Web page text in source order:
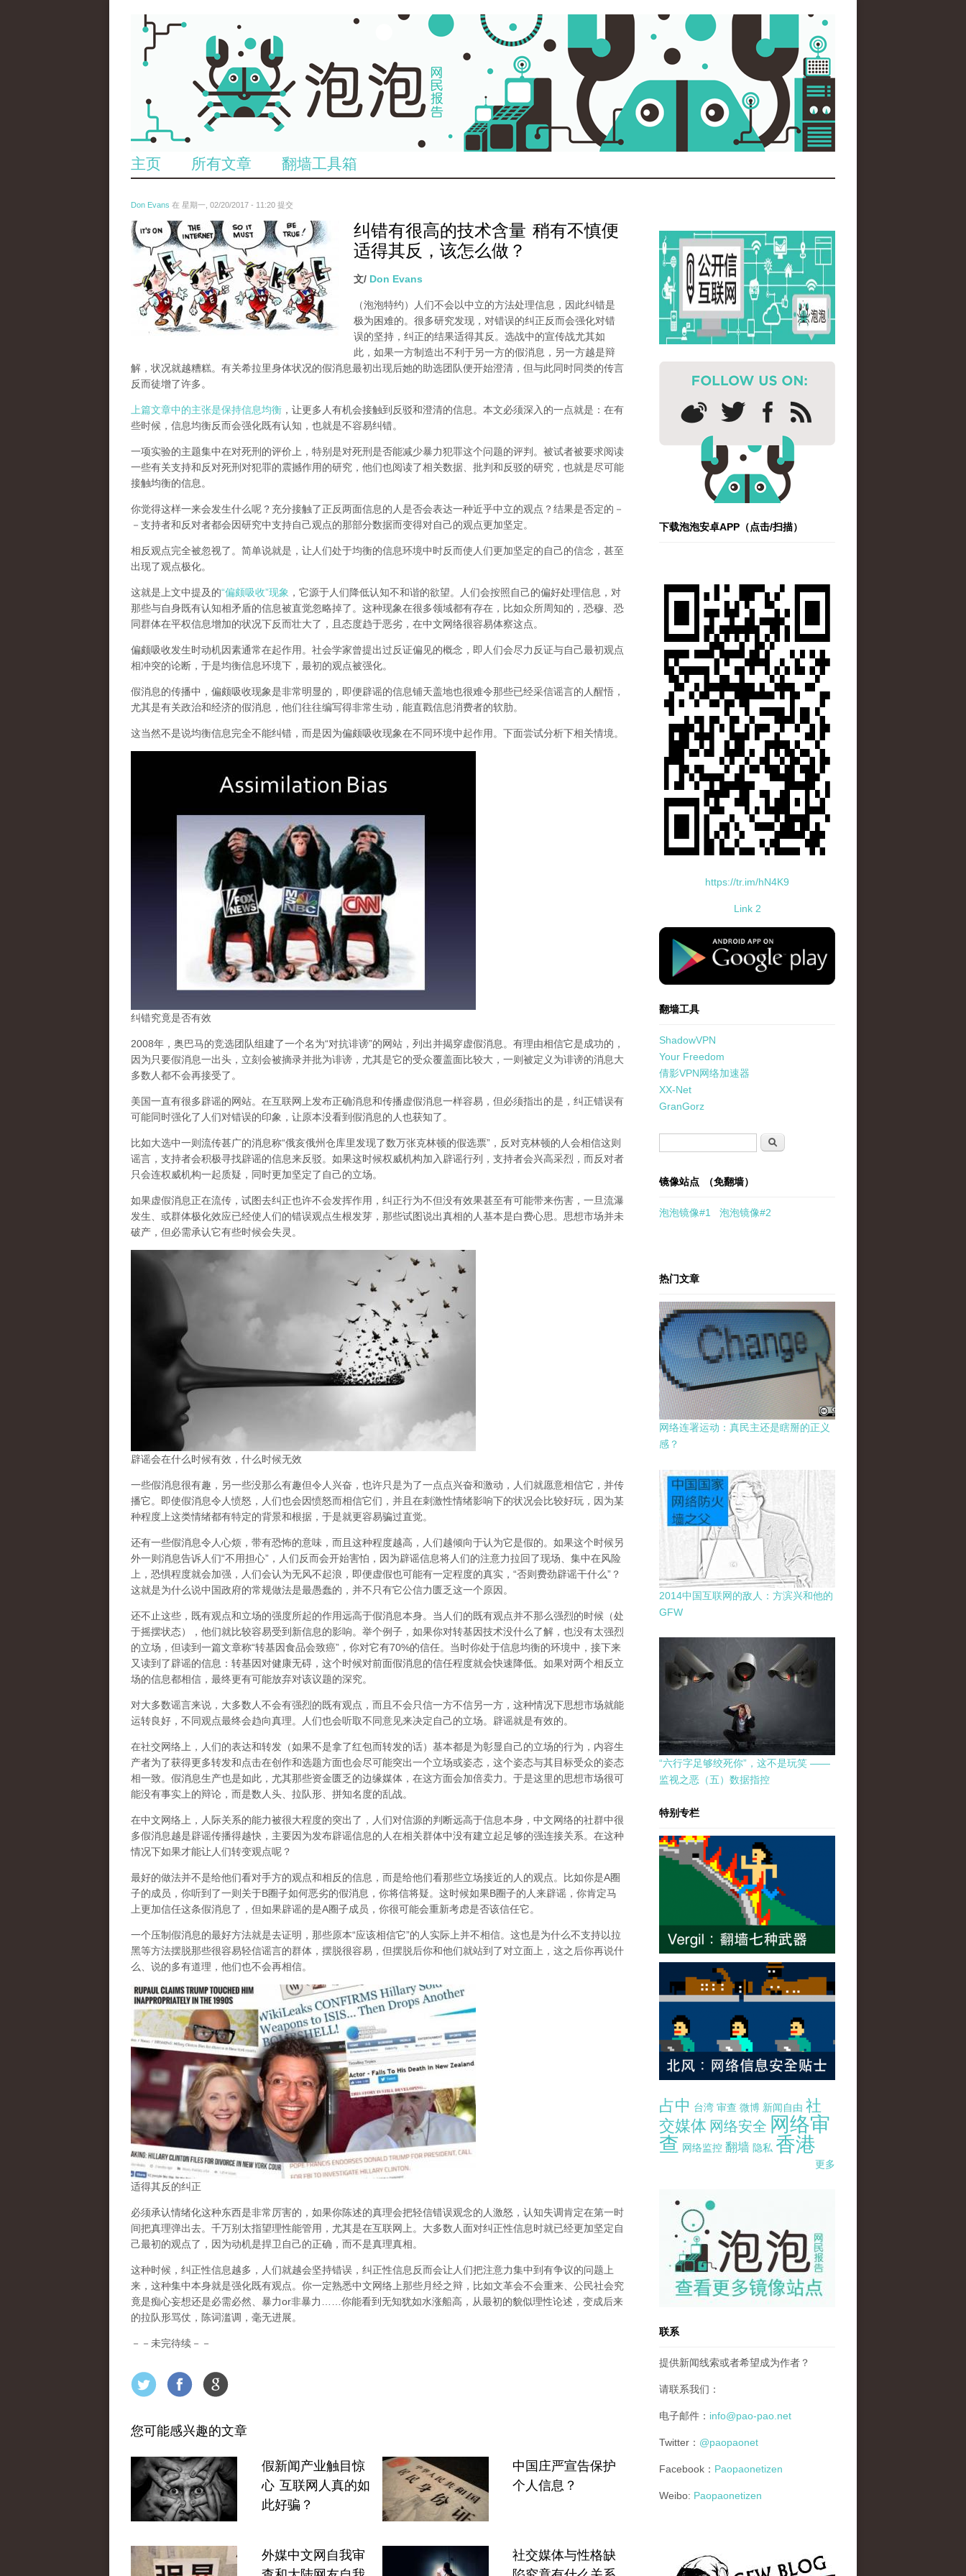
主页 所有文章 翻墙工具箱
Don Evans 在 星期一, 02/20/2017 - 11:20 提交
tou_.jpg
纠错有很高的技术含量 稍有不慎便
适得其反，该怎么做？
文/ Don Evans
（泡泡特约）
人们不会以中立的方法处理信息，因此纠错是
极为困难的。很多研究发现，对错误的纠正反而会强化对错
误的坚持，纠正的结果适得其反。选战中的宣传战尤其如
此，如果一方制造出不利于另一方的假消息，另一方越是辩
解，状况就越糟糕。有关希拉里身体状况的假消息最初出现后她的助选团队便开始澄清，但与此同时同类的传言
反而徒增了许多。
上篇文章中的主张是保持信息均衡 ，让更多人有机会接触到反驳和澄清的信息。本文必须深入的一点就是：在有
些时候，信息均衡反而会强化既有认知，也就是不容易纠错。
一项实验的主题集中在对死刑的评价上，特别是对死刑是否能减少暴力犯罪这个问题的评判。被试者被要求阅读
一些有关支持和反对死刑对犯罪的震撼作用的研究，他们也阅读了相关数据、批判和反驳的研究，也就是尽可能
接触均衡的信息。
你觉得这样一来会发生什么呢？充分接触了正反两面信息的人是否会表达一种近乎中立的观点？结果是否定的－
－支持者和反对者都会因研究中支持自己观点的那部分数据而变得对自己的观点更加坚定。
相反观点完全被忽视了。简单说就是，让人们处于均衡的信息环境中时反而使人们更加坚定的自己的信念，甚至
出现了观点极化。
这就是上文中提及的“偏颇吸收”现象 ，它源于人们降低认知不和谐的欲望。人们会按照自己的偏好处理信息，对
那些与自身既有认知相矛盾的信息被直觉忽略掉了。这种现象在很多领域都有存在，比如众所周知的，恐穆、恐
同群体在平权信息增加的状况下反而壮大了，且态度趋于恶劣，在中文网络很容易体察这点。
偏颇吸收发生时动机因素通常在起作用。社会学家曾提出过反证偏见的概念，即人们会尽力反证与自己最初观点
相冲突的论断，于是均衡信息环境下，最初的观点被强化。
假消息的传播中，偏颇吸收现象是非常明显的，即便辟谣的信息铺天盖地也很难令那些已经采信谣言的人醒悟，
尤其是有关政治和经济的假消息，他们往往编写得非常生动，能直戳信息消费者的软肋。
这当然不是说均衡信息完全不能纠错，而是因为偏颇吸收现象在不同环境中起作用。下面尝试分析下相关情境。
纠错究竟是否有效
2008年，奥巴马的竞选团队组建了一个名为“对抗诽谤”的网站，列出并揭穿虚假消息。有理由相信它是成功的，
因为只要假消息一出头，立刻会被摘录并批为诽谤，尤其是它的受众覆盖面比较大，一则被定义为诽谤的消息大
多数人都不会再接受了。
美国一直有很多辟谣的网站。在互联网上发布正确消息和传播虚假消息一样容易，但必须指出的是，纠正错误有
可能同时强化了人们对错误的印象，让原本没看到假消息的人也获知了。
比如大选中一则流传甚广的消息称“俄亥俄州仓库里发现了数万张克林顿的假选票”，反对克林顿的人会相信这则
谣言，支持者会积极寻找辟谣的信息来反驳。如果这时候权威机构加入辟谣行列，支持者会兴高采烈，而反对者
只会连权威机构一起质疑，同时更加坚定了自己的立场。
如果虚假消息正在流传，试图去纠正也许不会发挥作用，纠正行为不但没有效果甚至有可能带来伤害，一旦流瀑
发生、或群体极化效应已经使人们的错误观点生根发芽，那些试图说出真相的人基本是白费心思。思想市场并未
破产，但必需承认它有些时候会失灵。
辟谣会在什么时候有效，什么时候无效
一些假消息很有趣，另一些没那么有趣但令人兴奋，也许只是为了一点点兴奋和激动，人们就愿意相信它，并传
播它。即使假消息令人愤怒，人们也会因愤怒而相信它们，并且在刺激性情绪影响下的状况会比较好玩，因为某
种程度上这类情绪都有特定的背景和根据，于是就更容易骗过直觉。
还有一些假消息令人心烦，带有恐怖的意味，而且这种程度越高，人们越倾向于认为它是假的。如果这个时候另
外一则消息告诉人们“不用担心”，人们反而会开始害怕，因为辟谣信息将人们的注意力拉回了现场、集中在风险
上，恐惧程度就会加强，人们会认为无风不起浪，即便虚假也可能有一定程度的真实，“否则费劲辟谣干什么”？
这就是为什么说中国政府的常规做法是最愚蠢的，并不只有它公信力匮乏这一个原因。
还不止这些，既有观点和立场的强度所起的作用远高于假消息本身。当人们的既有观点并不那么强烈的时候（处
于摇摆状态），他们就比较容易受到新信息的影响。举个例子，如果你对转基因技术没什么了解，也没有太强烈
的立场，但读到一篇文章称“转基因食品会致癌”，你对它有70%的信任。当时你处于信息均衡的环境中，接下来
又读到了辟谣的信息：转基因对健康无碍，这个时候对前面假消息的信任程度就会快速降低。如果对两个相反立
场的信息都相信，最终更有可能放弃对该议题的深究。
对大多数谣言来说，大多数人不会有强烈的既有观点，而且不会只信一方不信另一方，这种情况下思想市场就能
运转良好，不同观点最终会趋向真理。人们也会听取不同意见来决定自己的立场。辟谣就是有效的。
在社交网络上，人们的表达和转发（如果不是拿了红包而转发的话）基本都是为彰显自己的立场的行为，内容生
产者为了获得更多转发和点击在创作和选题方面也会尽可能突出一个立场或姿态，这个姿态与其目标受众的姿态
相一致。假消息生产也是如此，尤其那些资金匮乏的边缘媒体，在这方面会加倍卖力。于是这里的思想市场很可
能没有事实上的辩论，而是数人头、拉队形、拼知名度的乱战。
在中文网络上，人际关系的能力被很大程度的突出了，人们对信源的判断远高于信息本身，中文网络的社群中很
多假消息越是辟谣传播得越快，主要因为发布辟谣信息的人在相关群体中没有建立起足够的强连接关系。在这种
情况下如果才能让人们转变观点呢？
最好的做法并不是给他们看对手方的观点和相反的信息，而是给他们看那些立场接近的人的观点。比如你是A圈
子的成员，你听到了一则关于B圈子如何恶劣的假消息，你将信将疑。这时候如果B圈子的人来辟谣，你肯定马
上更加信任这条假消息了，但如果辟谣的是A圈子成员，你很可能会重新考虑是否该信任它。
一个压制假消息的最好方法就是去证明，那些原本“应该相信它”的人实际上并不相信。这也是为什么不支持以拉
黑等方法摆脱那些很容易轻信谣言的群体，摆脱很容易，但摆脱后你和他们就站到了对立面上，这之后你再说什
么、说的多有道理，他们也不会再相信。
适得其反的纠正
必须承认情绪化这种东西是非常厉害的，如果你陈述的真理会把轻信错误观念的人激怒，认知失调肯定在第一时
间把真理弹出去。千万别太指望理性能管用，尤其是在互联网上。大多数人面对纠正性信息时就已经更加坚定自
己最初的观点了，因为动机是捍卫自己的正确，而不是真理真相。
这种时候，纠正性信息越多，人们就越会坚持错误，纠正性信息反而会让人们把注意力集中到有争议的问题上
来，这种集中本身就是强化既有观点。你一定熟悉中文网络上那些月经之辩，比如文革会不会重来、公民社会究
竟是痴心妄想还是必需必然、暴力or非暴力……你能看到无知犹如水涨船高，从最初的貌似理性论述，变成后来
的拉队形骂仗，陈词滥调，毫无进展。
－－未完待续－－
您可能感兴趣的文章
假新闻产业触目惊
心 互联网人真的如
此好骗？
中国庄严宣告保护
个人信息？
外媒中文网自我审
社交媒体与性格缺
下载泡泡安卓APP（点击/扫描）
https://tr.im/hN4K9
Link 2
standard-icon-googleplay-app-store.png
翻墙工具
ShadowVPN
Your Freedom
倩影VPN网络加速器
XX-Net
GranGorz
搜索
镜像站点 （免翻墙）
泡泡镜像#1 泡泡镜像#2
热门文章
网络连署运动：真民主还是瞎掰的正义
感？
2014中国互联网的敌人：方滨兴和他的
GFW
“六行字足够绞死你”，这不是玩笑 ——
监视之恶（五）数据指控
特别专栏
占中 台湾 审查 微博 新闻自由 社
交媒体 网络安全 网络审
查 网络监控 翻墙 隐私 香港
更多
pao-pao-banner-mirror-site-120814.jpg
联系
提供新闻线索或者希望成为作者？
请联系我们：
电子邮件： info@pao-pao.net
Twitter： @paopaonet
Facebook： Paopaonetizen
Weibo: Paopaonetizen
gfw_blog_small.jpg